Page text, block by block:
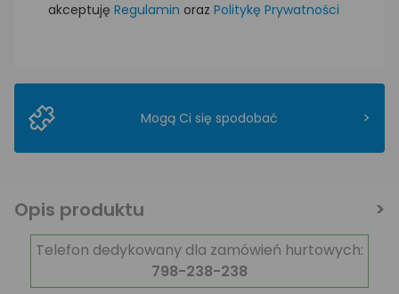
akceptuję Regulamin oraz Politykę Prywatności
Mogą Ci się spodobać >
Opis produktu
Telefon dedykowany dla zamówień hurtowych:
798-238-238